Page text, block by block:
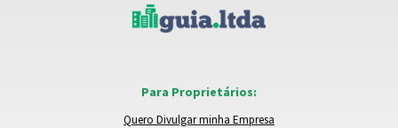
Para Proprietários:
Quero Divulgar minha Empresa